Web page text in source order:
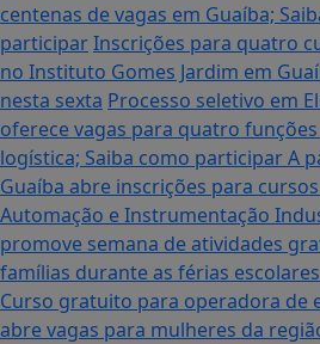
centenas de vagas em Guaíba;
participarInscrições para quatro
no Instituto Gomes Jardim em
nesta sexta Processo seletivo em
oferece vagas para quatro
logística; Saiba como participarA
Guaíba abre inscrições para
Automação e Instrumentação
promove semana de atividades
famílias durante as férias
Curso gratuito para operadora de
abre vagas para mulheres da